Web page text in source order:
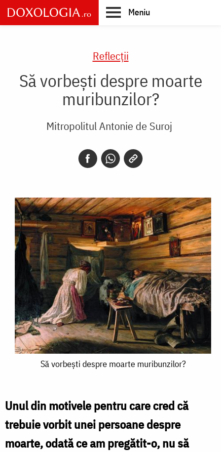
Skip
to
main
Meniu
Reflecții
Să vorbești despre moarte
muribunzilor?
Mitropolitul Antonie de Suroj
despre
moarte
muribunzilor?
Să vorbești despre moarte muribunzilor?
Unul din motivele pentru care cred că
trebuie vorbit unei persoane despre
moarte, odată ce am pregătit-o, nu să